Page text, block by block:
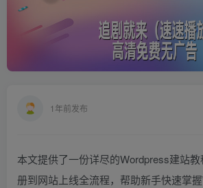
1年前发布
本文提供了一份详尽的Wordpress建站
册到网站上线全流程，帮助新手快速掌